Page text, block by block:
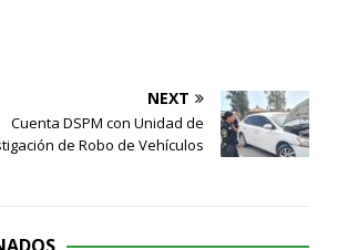
NEXT
Cuenta DSPM con Unidad de
de Robo de Vehículos